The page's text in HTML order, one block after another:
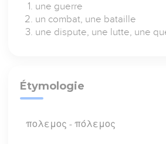
une guerre
un combat, une bataille
une dispute, une lutte, une
Étymologie
πολεμος - πόλεμος